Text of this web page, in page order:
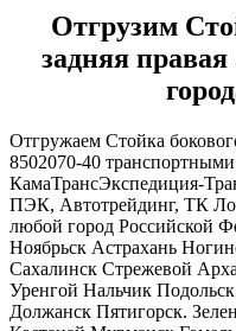
Отгрузим
задняя правая
Отгружаем Стойка
8502070-40
КамаТрансЭкспедиция-
ПЭК, Автотрейдинг, ТК
любой город Российской
Ноябрьск Астрахань
Сахалинск Стрежевой
Уренгой Нальчик
Должанск Пятигорск.